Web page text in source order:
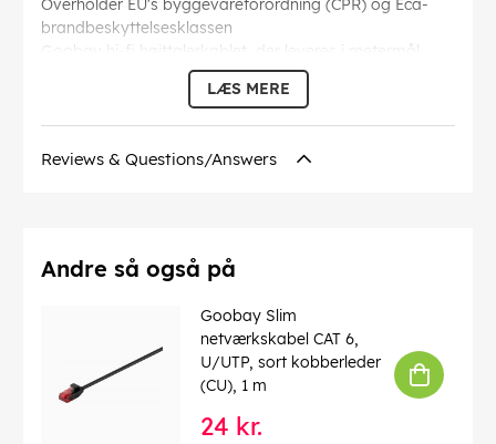
Overholder EU's byggevareforordning (CPR) og Eca-
brandbeskyttelsesklassen
Goobay hi-fi højttalerkablet, der leveres i metermål,
kan du selv sammensætte det til den pågældende
Kabelkappen diameter: 4 mm
Kabelstruktur: 2x50 / 0,25mm (4,0 x 8,0mm OD)
Brandklasse (CPR) : Eca
Kabellængde : 25 m
: 1 stk. kabelring
4040849677243
LÆS MERE
Reviews & Questions/Answers
Andre så også på
Goobay Slim
netværkskabel CAT 6,
U/UTP, sort kobberleder
(CU), 1 m
24 kr.